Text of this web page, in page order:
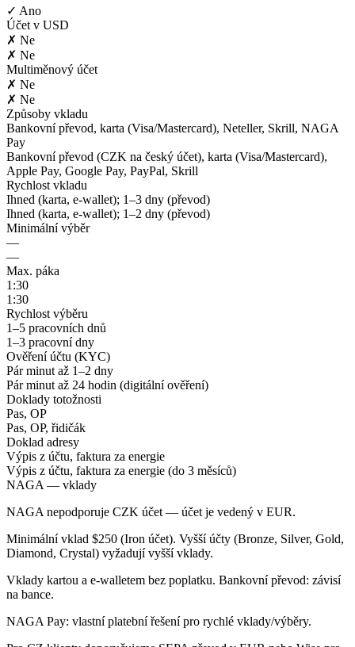
✓ Ano
Účet v USD
✗ Ne
✗ Ne
Multiměnový účet
✗ Ne
✗ Ne
Způsoby vkladu
Bankovní převod, karta (Visa/Mastercard), Neteller, Skrill, NAGA
Pay
Bankovní převod (CZK na český účet), karta (Visa/Mastercard),
Apple Pay, Google Pay, PayPal, Skrill
Rychlost vkladu
Ihned (karta, e-wallet); 1–3 dny (převod)
Ihned (karta, e-wallet); 1–2 dny (převod)
Minimální výběr
—
—
Max. páka
1:30
1:30
Rychlost výběru
1–5 pracovních dnů
1–3 pracovní dny
Ověření účtu (KYC)
Pár minut až 1–2 dny
Pár minut až 24 hodin (digitální ověření)
Doklady totožnosti
Pas, OP
Pas, OP, řidičák
Doklad adresy
Výpis z účtu, faktura za energie
Výpis z účtu, faktura za energie (do 3 měsíců)
NAGA — vklady
NAGA nepodporuje CZK účet — účet je vedený v EUR.
Minimální vklad $250 (Iron účet). Vyšší účty (Bronze, Silver, Gold,
Diamond, Crystal) vyžadují vyšší vklady.
Vklady kartou a e-walletem bez poplatku. Bankovní převod: závisí
na bance.
NAGA Pay: vlastní platební řešení pro rychlé vklady/výběry.